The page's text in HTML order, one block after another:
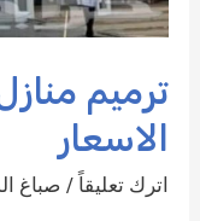
ترميم
الاسعار
اترك تعليقاً /صباغ